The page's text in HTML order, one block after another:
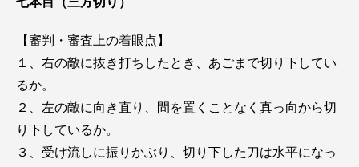
【審判・審査上の着眼点】
１、右の敵に抜き打ちしたとき、あごまで切り下してい
るか。
２、左の敵に向き直り、間を置くことなく真っ向から切
り下しているか。
３、受け流しに振りかぶり、切り下した刀は水平になっ